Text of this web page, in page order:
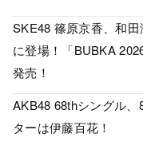
SKE48 篠原京香、和
に登場！「BUBKA
発売！
AKB48 68thシングル
ターは伊藤百花！